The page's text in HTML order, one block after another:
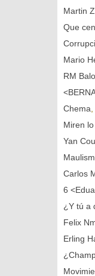
Martin
Que
Mario
RM
Chema
Miren
Yan
Carlos
6
¿Y tú a
Felix
Erling